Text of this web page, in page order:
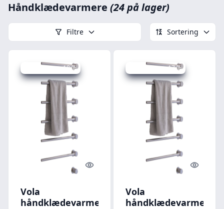
Håndklædevarmere (24 på lager)
Filtre Sortering
Udsalg - spar 18 %
Quick look
Vola
håndklædevarmer
Udsalg - spar 17 %
Quick
Vola
håndklædevarmer